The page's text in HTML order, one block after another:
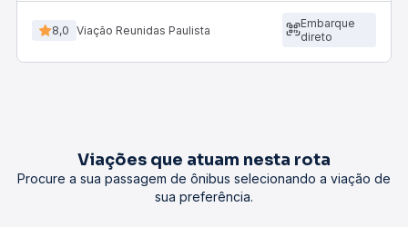
8,0 Viação Reunidas Paulista
Embarque
direto
Viações que atuam nesta rota
Procure a sua passagem de ônibus selecionando a viação de
sua preferência.